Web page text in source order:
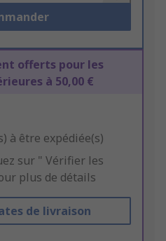
offerts pour les
à 50,00 €
à être expédiée(s)
sur " Vérifier les
plus de détails
de livraison